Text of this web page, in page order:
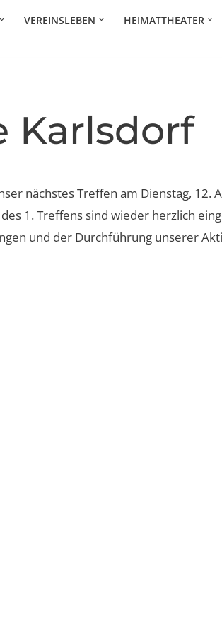
VEREINSLEBEN HEIMATTHEATER
Karlsdorf
nächstes Treffen am Dienstag, 12.
1. Treffens sind wieder herzlich
und der Durchführung unserer